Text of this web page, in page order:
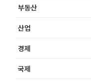
부동산
산업
경제
국제